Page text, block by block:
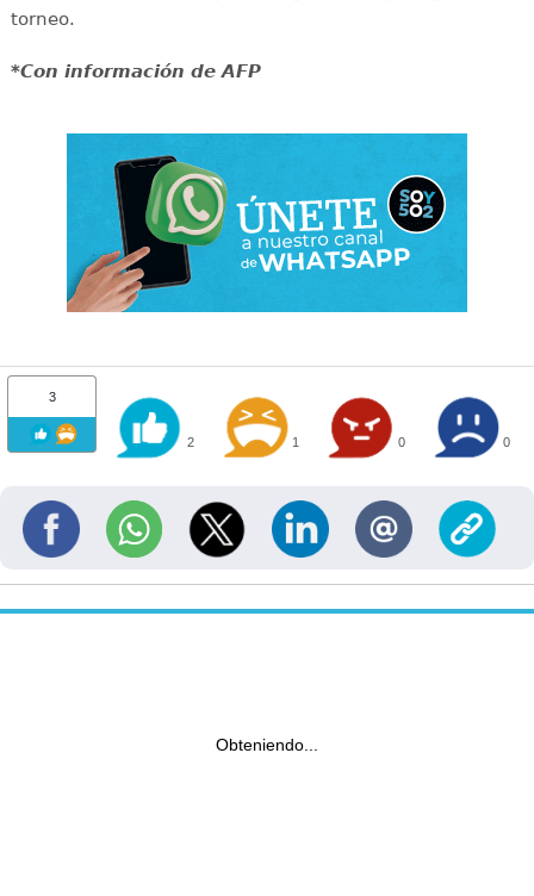
torneo.
*Con información de AFP
3
2 1 0 0
Obteniendo...